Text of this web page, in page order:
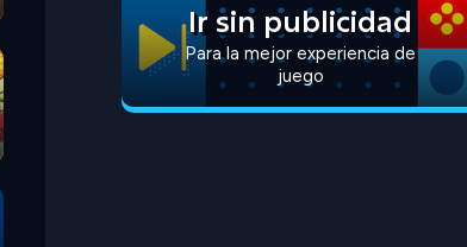
Ir sin publicidad
Para la mejor experiencia de
juego